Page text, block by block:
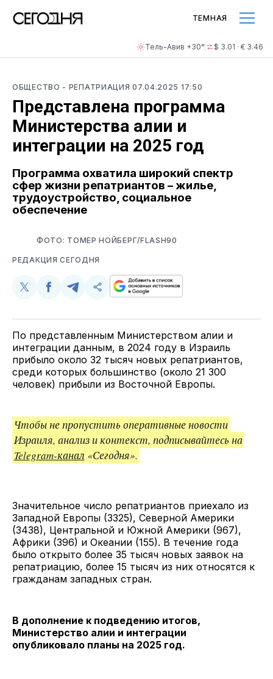
Тель-Авив +30° $ 3.01 · € 3.46
ТЕМНАЯ
ОБЩЕСТВО - РЕПАТРИАЦИЯ07.04.2025 17:50
Представлена программа
Министерства алии и
интеграции на 2025 год
Программа охватила широкий спектр
сфер жизни репатриантов – жилье,
трудоустройство, социальное
обеспечение
ФОТО: ТОМЕР НОЙБЕРГ/FLASH90
РЕДАКЦИЯ СЕГОДНЯ
Поделиться
Twitter
Поделиться
Facebook
Поделиться
Telegram
Скопируйте
поделитесь
ссылкой
По представленным Министерством алии и
интеграции данным, в 2024 году в Израиль
прибыло около 32 тысяч новых репатриантов,
среди которых большинство (около 21 300
человек) прибыли из Восточной Европы.
Чтобы не пропустить оперативные новости
Израиля, анализ и контекст, подписывайтесь на
Telegram-канал «Сегодня».
Значительное число репатриантов приехало из
Западной Европы (3325), Северной Америки
(3438), Центральной и Южной Америки (967),
Африки (396) и Океании (155). В течение года
было открыто более 35 тысяч новых заявок на
репатриацию, более 15 тысяч из них относятся к
гражданам западных стран.
В дополнение к подведению итогов,
Министерство алии и интеграции
опубликовало планы на 2025 год.